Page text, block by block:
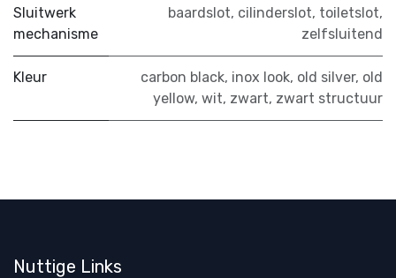
Sluitwerk
mechanisme
baardslot, cilinderslot, toiletslot,
zelfsluitend
Kleur carbon black, inox look, old silver, old
yellow, wit, zwart, zwart structuur
Nuttige Links